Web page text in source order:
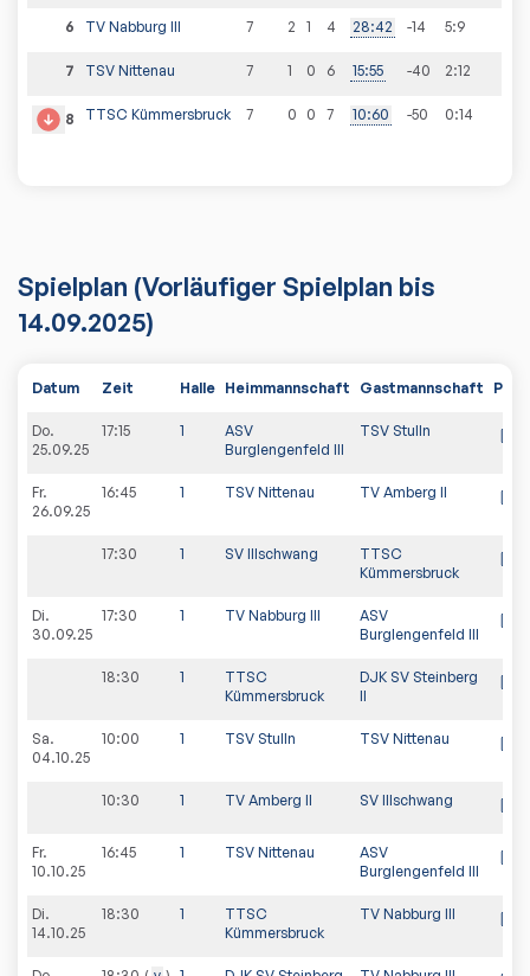
6 TV Nabburg III 7 2 1 4 28:42 -14 5:9
7 TSV Nittenau 7 1 0 6 15:55 -40 2:12
8 TTSC Kümmersbruck 7 0 0 7 10:60 -50 0:14
Spielplan (Vorläufiger Spielplan bis
14.09.2025)
Datum Zeit Halle Heimmannschaft Gastmannschaft PDF
Do.
25.09.25
17:15 1
ASV
Burglengenfeld III
TSV Stulln
Fr.
26.09.25
16:45 1 TSV Nittenau TV Amberg II
17:30 1 SV Illschwang
TTSC
Kümmersbruck
Di.
30.09.25
17:30 1 TV Nabburg III
ASV
Burglengenfeld III
18:30 1
TTSC
Kümmersbruck
DJK SV Steinberg
II
Sa.
04.10.25
10:00 1 TSV Stulln TSV Nittenau
10:30 1 TV Amberg II SV Illschwang
Fr.
10.10.25
16:45 1 TSV Nittenau
ASV
Burglengenfeld III
Di.
14.10.25
18:30 1
TTSC
Kümmersbruck
TV Nabburg III